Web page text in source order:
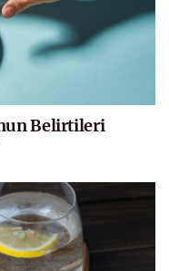
Belirtileri